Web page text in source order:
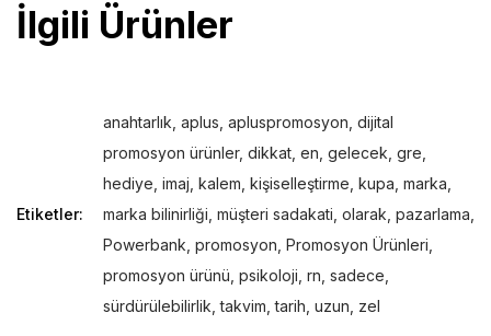
İlgili Ürünler
Etiketler:
anahtarlık aplus apluspromosyon dijital
promosyon ürünler, dikkat en gelecek gre
hediye imaj kalem kişiselleştirme kupa marka
marka bilinirliği müşteri sadakati olarak pazarlama
Powerbank promosyon Promosyon Ürünleri
promosyon ürünü psikoloji rn sadece
sürdürülebilirlik ,takvim ,tarih uzun zel